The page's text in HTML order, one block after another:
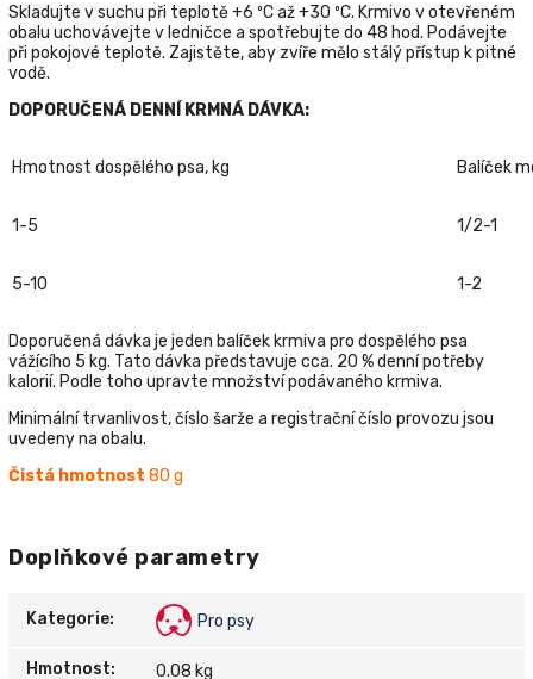
Skladujte v suchu při teplotě +6 ºС až +30 ºС. Krmivo v otevřeném
obalu uchovávejte v ledničce a spotřebujte do 48 hod. Podávejte
při pokojové teplotě. Zajistěte, aby zvíře mělo stálý přístup k pitné
vodě.
DOPORUČENÁ DENNÍ KRMNÁ DÁVKA:
Hmotnost dospělého psa, kg Balíček
1-5 1/2-1
5-10 1-2
Doporučená dávka je jeden balíček krmiva pro dospělého psa
vážícího 5 kg. Tato dávka představuje cca. 20 % denní potřeby
kalorií. Podle toho upravte množství podávaného krmiva.
Minimální trvanlivost, číslo šarže a registrační číslo provozu jsou
uvedeny na obalu.
Čistá hmotnost 80 g
Doplňkové parametry
Kategorie: Pro psy
Hmotnost: 0.08 kg